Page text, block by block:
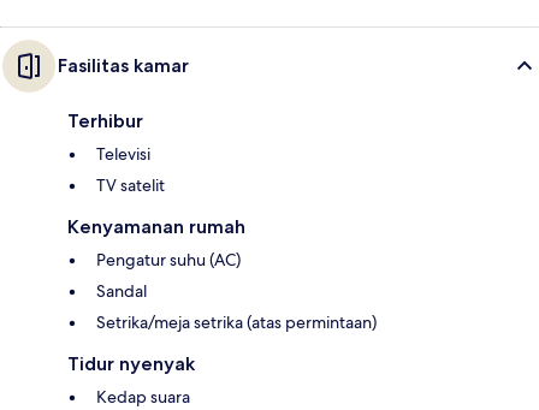
Fasilitas kamar
Terhibur
Televisi
TV satelit
Kenyamanan rumah
Pengatur suhu (AC)
Sandal
Setrika/meja setrika (atas permintaan)
Tidur nyenyak
Kedap suara